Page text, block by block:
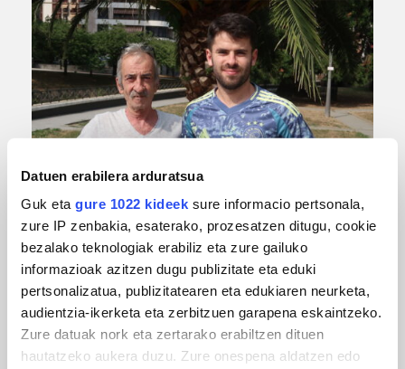
Datuen erabilera arduratsua
Guk eta gure 1022 kideek sure informacio pertsonala,
zure IP zenbakia, esaterako, prozesatzen ditugu, cookie
bezalako teknologiak erabiliz eta zure gailuko
informazioak azitzen dugu publizitate eta eduki
pertsonalizatua, publizitatearen eta edukiaren neurketa,
audientzia-ikerketa eta zerbitzuen garapena eskaintzeko.
Zure datuak nork eta zertarako erabiltzen dituen
hautatzeko aukera duzu. Zure onespena aldatzen edo
MUSA
Euxebio eta Ekaitz Zabala: Zumarragako mus
txapelketa irabazi duten aita-semeak